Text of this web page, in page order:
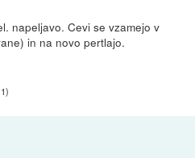
napeljavo. Cevi se vzamejo v
in na novo pertlajo.
)